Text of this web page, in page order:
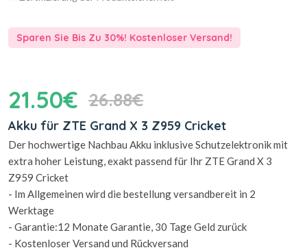
Sparen Sie Bis Zu 30%! Kostenloser Versand!
21.50€ 26.88€
Akku für ZTE Grand X 3 Z959 Cricket
Der hochwertige Nachbau Akku inklusive Schutzelektronik mit
extra hoher Leistung, exakt passend für Ihr ZTE Grand X 3
Z959 Cricket
- Im Allgemeinen wird die bestellung versandbereit in 2
Werktage
- Garantie:12 Monate Garantie, 30 Tage Geld zurück
- Kostenloser Versand und Rückversand